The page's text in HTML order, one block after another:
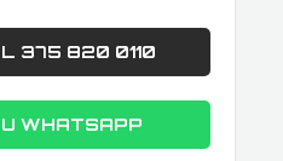
375 820 0110
WHATSAPP